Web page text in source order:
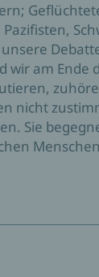
wir am Ende
nicht
Sie